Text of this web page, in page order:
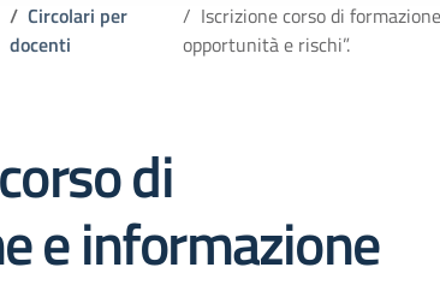
Circolari per
docenti
Iscrizione corso di
opportunità e rischi”.
di
e informazione